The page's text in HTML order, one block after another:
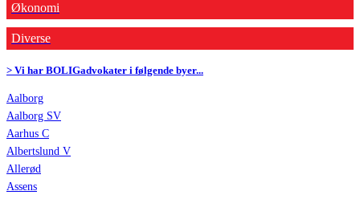
Økonomi
Diverse
> Vi har BOLIGadvokater i følgende byer...
Aalborg
Aalborg SV
Aarhus C
Albertslund V
Allerød
Assens